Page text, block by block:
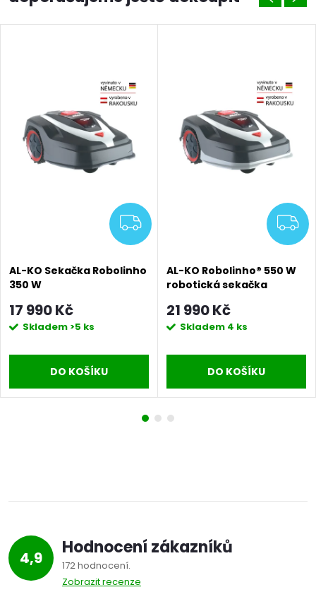
ZDARMA
AL-KO Sekačka Robolinho
350 W
17 990 Kč
Skladem >5 ks
DO KOŠÍKU
AL-KO Robolinho® 550 W
robotická sekačka
21 990 Kč
Skladem 4 ks
DO KOŠÍKU
4,9 Hodnocení zákazníků
172 hodnocení
Zobrazit recenze